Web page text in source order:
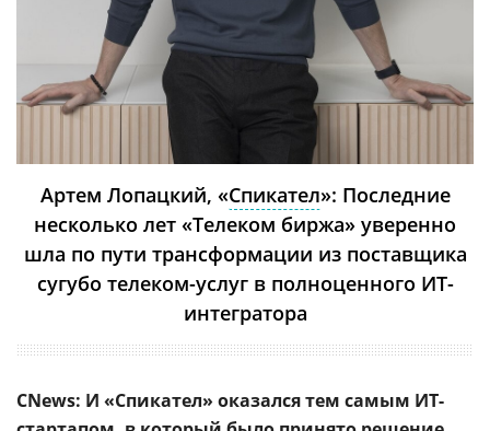
Артем Лопацкий, «Спикател»: Последние
несколько лет «Телеком биржа» уверенно
шла по пути трансформации из поставщика
сугубо телеком-услуг в полноценного ИТ-
интегратора
CNews: И «Спикател» оказался тем самым ИТ-